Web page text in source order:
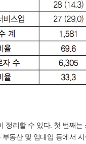
리할 수 있다. 첫 번째
동산 및 임대업 등에서